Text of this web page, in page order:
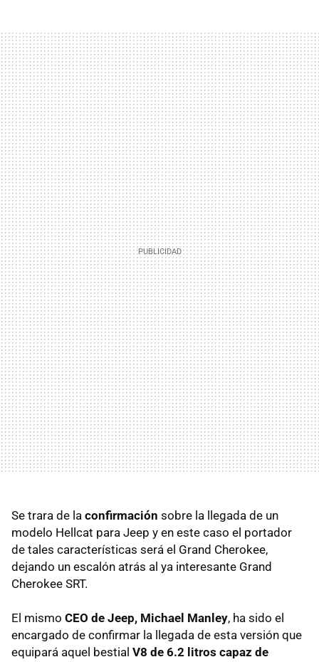
Se trara de la confirmación sobre la llegada de un
modelo Hellcat para Jeep y en este caso el portador
de tales características será el Grand Cherokee,
dejando un escalón atrás al ya interesante Grand
Cherokee SRT.
El mismo CEO de Jeep, Michael Manley, ha sido el
encargado de confirmar la llegada de esta versión que
equipará aquel bestial V8 de 6.2 litros capaz de